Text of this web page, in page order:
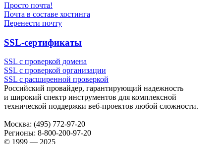
Просто почта!
Почта в составе хостинга
Перенести почту
SSL-сертификаты
SSL с проверкой домена
SSL с проверкой организации
SSL с расширенной проверкой
Российский провайдер, гарантирующий надежность
и широкий спектр инструментов для комплексной
технической поддержки веб-проектов любой сложности.
Москва: (495) 772-97-20
Регионы: 8-800-200-97-20
© 1999 — 2025